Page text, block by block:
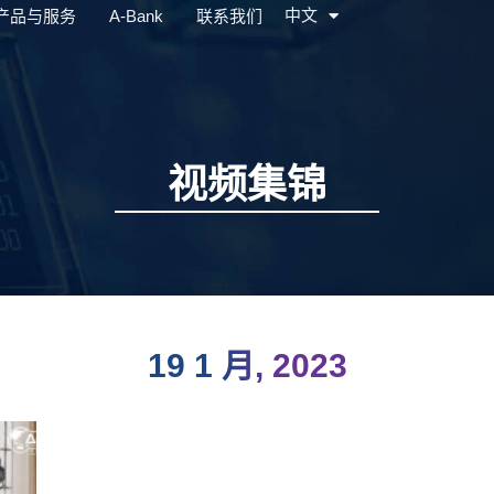
品与服务 A-Bank 联系我们 中文
EN
视频集锦
19 1 月, 2023